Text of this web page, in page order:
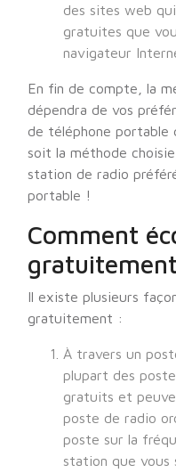
des sites web
gratuites que
navigateur
En fin de compte, la
dépendra de vos
de téléphone portable
soit la méthode
station de radio
portable !
Comment
Il existe plusieurs
gratuitement :
À travers un
plupart des
gratuits et
poste de radio
poste sur la
station que vous